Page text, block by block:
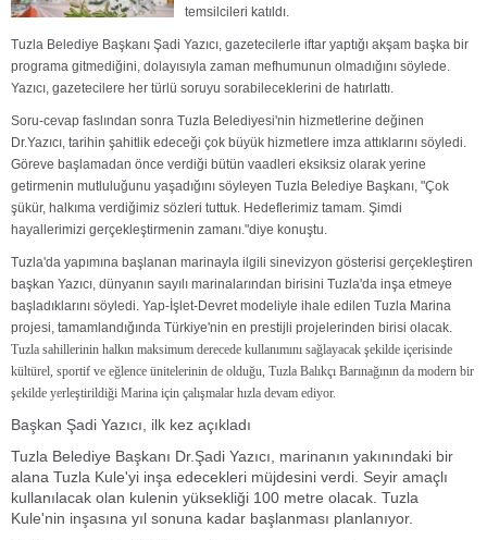
temsilcileri katıldı.
Tuzla Belediye Başkanı Şadi Yazıcı, gazetecilerle iftar yaptığı akşam başka bir
programa gitmediğini, dolayısıyla zaman mefhumunun olmadığını söylede.
Yazıcı, gazetecilere her türlü soruyu sorabileceklerini de hatırlattı.
Soru-cevap faslından sonra Tuzla Belediyesi'nin hizmetlerine değinen
Dr.Yazıcı, tarihin şahitlik edeceği çok büyük hizmetlere imza attıklarını söyledi.
Göreve başlamadan önce verdiği bütün vaadleri eksiksiz olarak yerine
getirmenin mutluluğunu yaşadığını söyleyen Tuzla Belediye Başkanı, "Çok
şükür, halkıma verdiğimiz sözleri tuttuk. Hedeflerimiz tamam. Şimdi
hayallerimizi gerçekleştirmenin zamanı."diye konuştu.
Tuzla'da yapımına başlanan marinayla ilgili sinevizyon gösterisi gerçekleştiren
başkan Yazıcı, dünyanın sayılı marinalarından birisini Tuzla'da inşa etmeye
başladıklarını söyledi. Yap-İşlet-Devret modeliyle ihale edilen Tuzla Marina
projesi, tamamlandığında Türkiye'nin en prestijli projelerinden birisi olacak.
Tuzla sahillerinin halkın maksimum derecede kullanımını sağlayacak şekilde içerisinde
kültürel, sportif ve eğlence ünitelerinin de olduğu, Tuzla Balıkçı Barınağının da modern bir
şekilde yerleştirildiği Marina için çalışmalar hızla devam ediyor.
Başkan Şadi Yazıcı, ilk kez açıkladı
Tuzla Belediye Başkanı Dr.Şadi Yazıcı, marinanın yakınındaki bir
alana Tuzla Kule'yi inşa edecekleri müjdesini verdi. Seyir amaçlı
kullanılacak olan kulenin yüksekliği 100 metre olacak. Tuzla
Kule'nin inşasına yıl sonuna kadar başlanması planlanıyor.